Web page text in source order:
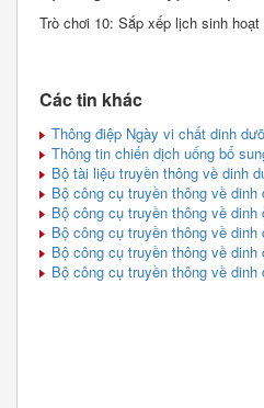
Trò chơi 10: Sắp xếp lịch sinh
Các tin khác
Thông điệp Ngày vi chất dinh
Thông tin chiến dịch uống bổ
Bộ tài liệu truyền thông về dinh
Bộ công cụ truyền thông về
Bộ công cụ truyền thông về
Bộ công cụ truyền thông về
Bộ công cụ truyền thông về
Bộ công cụ truyền thông về